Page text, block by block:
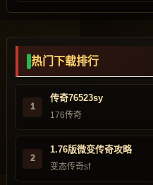
热门下载排行
1
传奇76523sy
176传奇
2
1.76版微变传奇攻略
变态传奇sf